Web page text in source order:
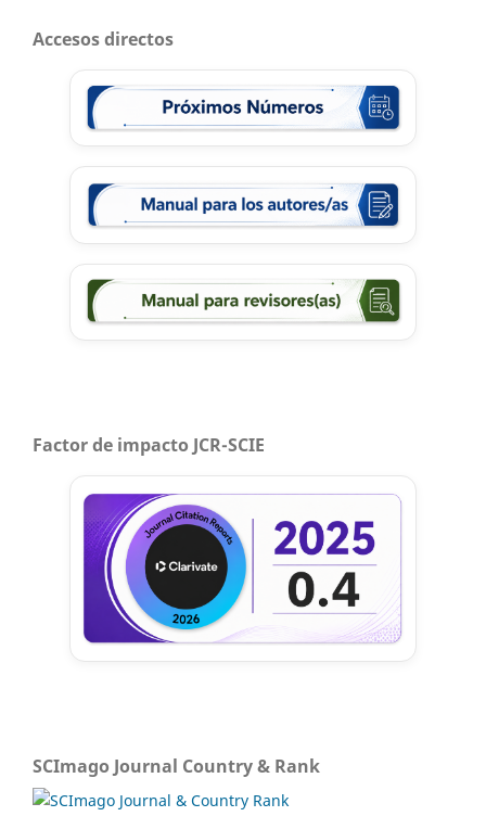
Accesos directos
Factor de impacto JCR-SCIE
SCImago Journal Country & Rank